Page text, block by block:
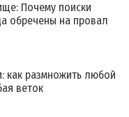
Почему поиски
обречены на провал
как размножить любой
веток